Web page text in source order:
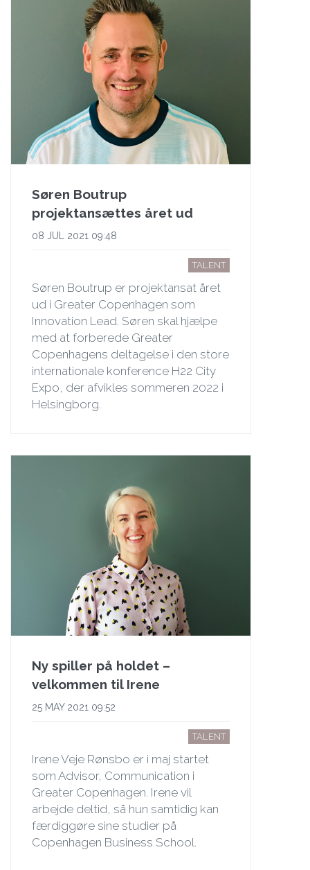
Søren Boutrup
projektansættes året ud
08 JUL 2021 09:48
TALENT
Søren Boutrup er projektansat året
ud i Greater Copenhagen som
Innovation Lead. Søren skal hjælpe
med at forberede Greater
Copenhagens deltagelse i den store
internationale konference H22 City
Expo, der afvikles sommeren 2022 i
Helsingborg.
Ny spiller på holdet –
velkommen til Irene
25 MAY 2021 09:52
TALENT
Irene Veje Rønsbo er i maj startet
som Advisor, Communication i
Greater Copenhagen. Irene vil
arbejde deltid, så hun samtidig kan
færdiggøre sine studier på
Copenhagen Business School.